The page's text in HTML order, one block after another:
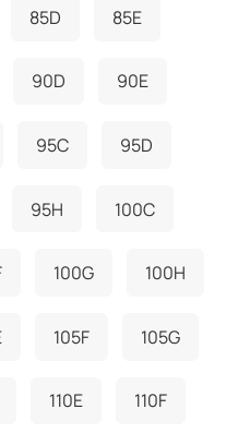
85D 85E
90D 90E
95C 95D
95H 100C
100G 100H
105F 105G
110E 110F